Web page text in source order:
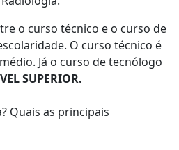
o curso técnico e o curso de
O curso técnico é
Já o curso de tecnólogo
SUPERIOR.
Quais as principais